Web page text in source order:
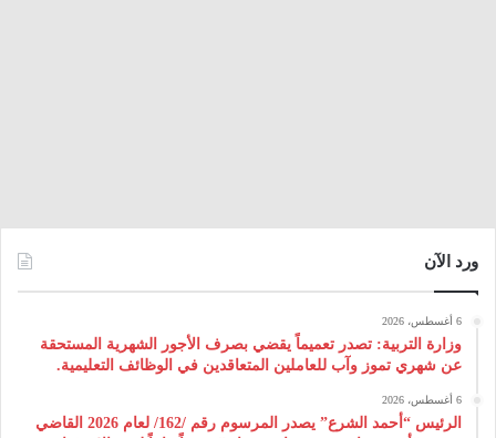
ورد الآن
6 أغسطس، 2026
وزارة التربية: تصدر تعميماً يقضي بصرف الأجور الشهرية المستحقة
عن شهري تموز وآب للعاملين المتعاقدين في الوظائف التعليمية.
6 أغسطس، 2026
الرئيس “أحمد الشرع” يصدر المرسوم رقم /162/ لعام 2026 ‌القاضي